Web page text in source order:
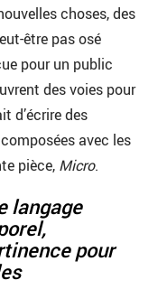
choses, des
être pas osé
pour un public
des voies pour
d’écrire des
avec les
pièce, Micro.
langage
pour